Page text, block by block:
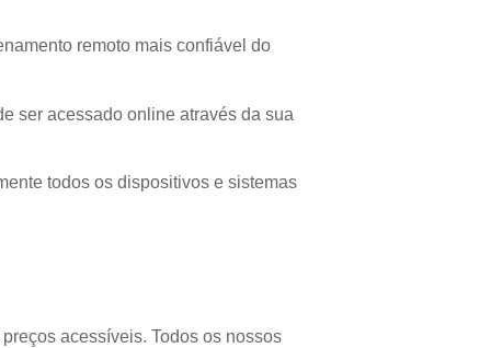
remoto mais confiável do
ser acessado online através da sua
todos os dispositivos e sistemas
acessíveis. Todos os nossos